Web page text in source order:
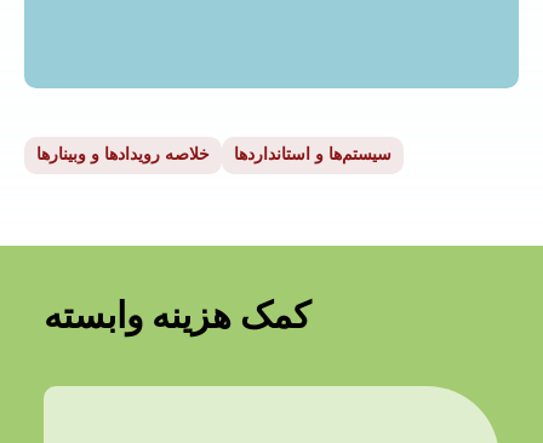
خلاصه رویدادها و وبینارها سیستم‌ها و استانداردها
کمک هزینه وابسته